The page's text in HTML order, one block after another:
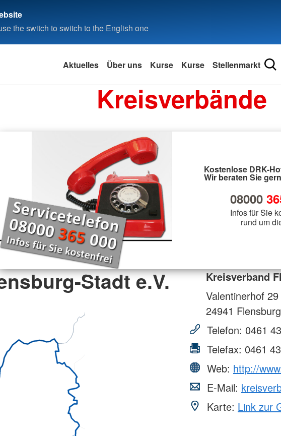
the switch to switch to the English one
Aktuelles Über uns Kurse Kurse Stellenmarkt
Kreisverbände
Kostenlose DRK-
Wir beraten Sie
08000
Infos für Sie
rund um
Stadt e.V.
Kreisverband
Valentinerhof 29
24941 Flensburg
Telefon: 0461
Telefax: 0461
Web: http://
E-Mail:
Karte: Link zur